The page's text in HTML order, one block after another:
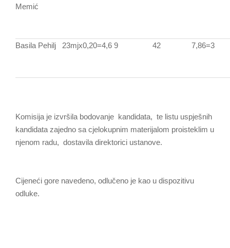
Memić
Basila Pehilj 23mjx0,20=4,6 9 42 7,86=3
Komisija je izvršila bodovanje kandidata, te listu uspješnih
kandidata zajedno sa cjelokupnim materijalom proisteklim u
njenom radu, dostavila direktorici ustanove.
Cijeneći gore navedeno, odlučeno je kao u dispozitivu
odluke.